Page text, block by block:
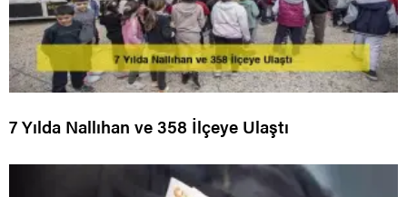
7 Yılda Nallıhan ve 358 İlçeye Ulaştı